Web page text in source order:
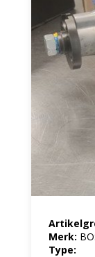
Merk:
Type: